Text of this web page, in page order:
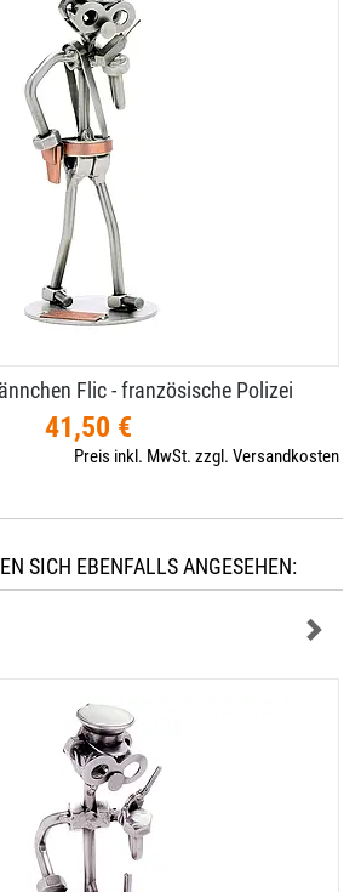
Flic - französische Polizei
41,50 €
Preis inkl. MwSt. zzgl. Versandkosten
SICH EBENFALLS ANGESEHEN: